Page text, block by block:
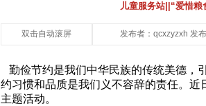
儿童服务站||“爱惜粮
双击自动滚屏 发布者：qcxzyzxh 发
勤俭节约是我们中华民族的传统美德，
约习惯和品质是我们义不容辞的责任。近
主题活动。